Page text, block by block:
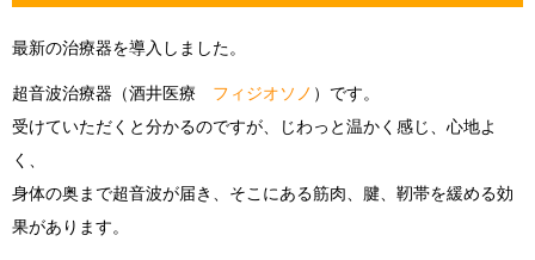
最新の治療器を導入しました。
超音波治療器（酒井医療 フィジオソノ ）です。
受けていただくと分かるのですが、じわっと温かく感じ、心地よ
く、
身体の奥まで超音波が届き、そこにある筋肉、腱、靭帯を緩める効
果があります。